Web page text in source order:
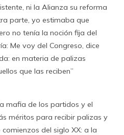
ni la Alianza su reforma
parte, yo estimaba que
no tenía la noción fija del
Me voy del Congreso, dice
en materia de palizas
que las reciben”
mafia de los partidos y el
méritos para recibir palizas y
del siglo XX: a la